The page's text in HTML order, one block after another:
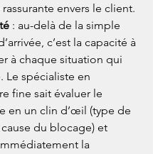
envers le client.
: au-delà de la simple
c’est la capacité à
à chaque situation qui
Le spécialiste en
fine sait évaluer le
en un clin d’œil (type de
du blocage) et
la